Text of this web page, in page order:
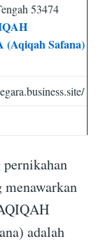
53474
Safana)
menawarkan
adalah